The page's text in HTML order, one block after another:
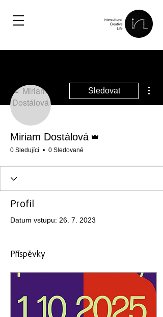
Sledovat
Miriam Dostálová
0 Sledující 0 Sledované
Profil
Datum vstupu: 26. 7. 2023
Příspěvky